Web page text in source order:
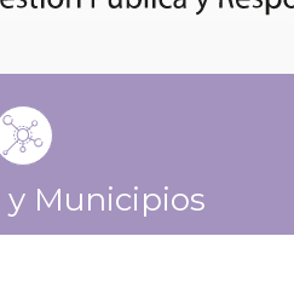
y Municipios